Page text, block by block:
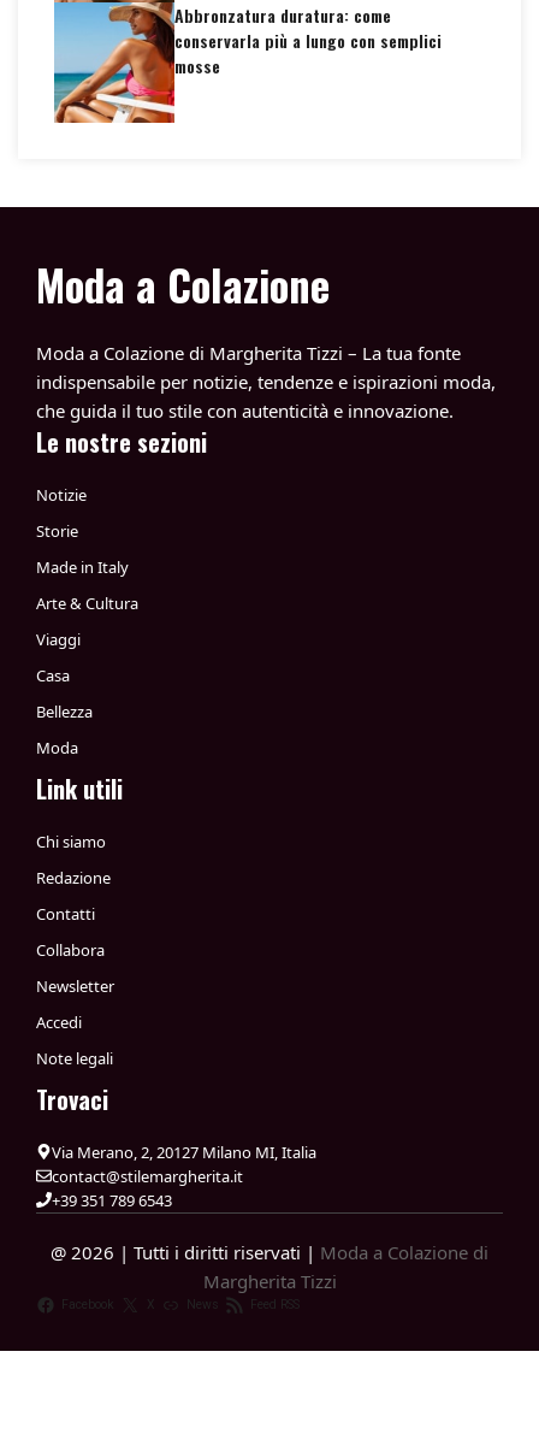
Abbronzatura duratura: come
conservarla più a lungo con semplici
mosse
Moda a Colazione
Moda a Colazione di Margherita Tizzi – La tua fonte
indispensabile per notizie, tendenze e ispirazioni moda,
che guida il tuo stile con autenticità e innovazione.
Le nostre sezioni
Notizie
Storie
Made in Italy
Arte & Cultura
Viaggi
Casa
Bellezza
Moda
Link utili
Chi siamo
Redazione
Contatti
Collabora
Newsletter
Accedi
Note legali
Trovaci
Via Merano, 2, 20127 Milano MI, Italia
contact@stilemargherita.it
+39 351 789 6543
@ 2026 | Tutti i diritti riservati | Moda a Colazione di
Margherita Tizzi
Facebook X News Feed RSS